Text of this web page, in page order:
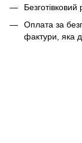
Оплата за
фактури, яка